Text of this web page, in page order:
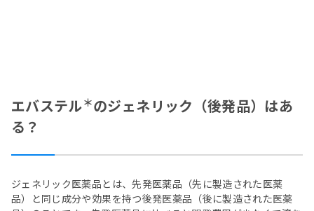
エバステル＊のジェネリック（後発品）はあ
る？
ジェネリック医薬品とは、先発医薬品（先に製造された医薬
品）と同じ成分や効果を持つ後発医薬品（後に製造された医薬